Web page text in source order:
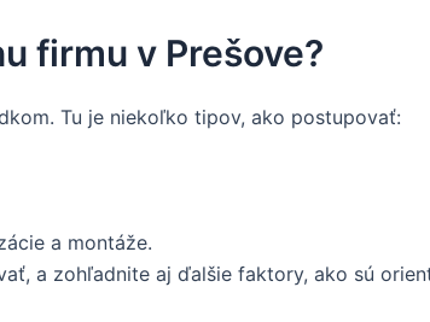
firmu v Prešove?
Tu je niekoľko tipov, ako postupovať:
a montáže.
a zohľadnite aj ďalšie faktory, ako sú